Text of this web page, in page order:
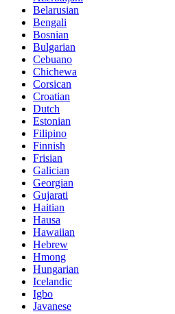
Belarusian
Bengali
Bosnian
Bulgarian
Cebuano
Chichewa
Corsican
Croatian
Dutch
Estonian
Filipino
Finnish
Frisian
Galician
Georgian
Gujarati
Haitian
Hausa
Hawaiian
Hebrew
Hmong
Hungarian
Icelandic
Igbo
Javanese